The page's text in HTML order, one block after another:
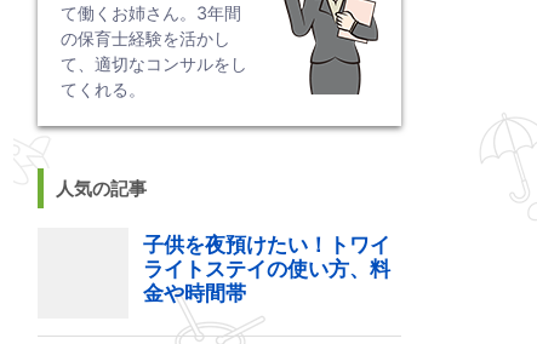
て働くお姉さん。3年間
の保育士経験を活かし
て、適切なコンサルをし
てくれる。
人気の記事